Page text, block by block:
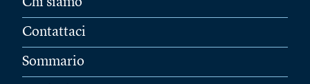
Chi siamo
Contattaci
Sommario